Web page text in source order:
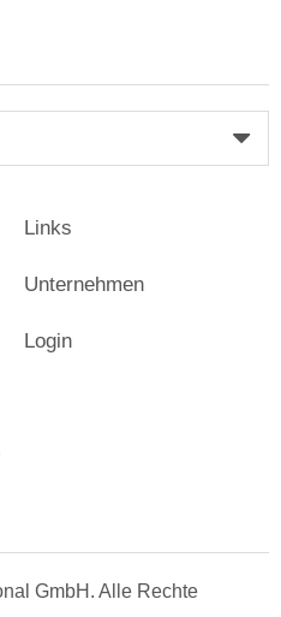
Links
Unternehmen
Login
GmbH. Alle Rechte